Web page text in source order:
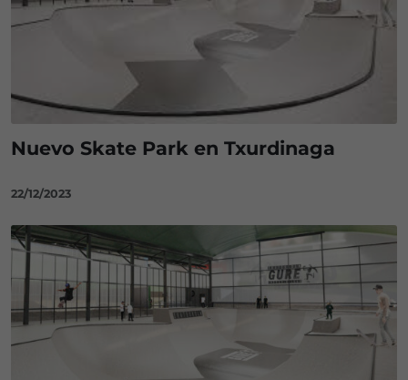
Nuevo Skate Park en Txurdinaga
22/12/2023